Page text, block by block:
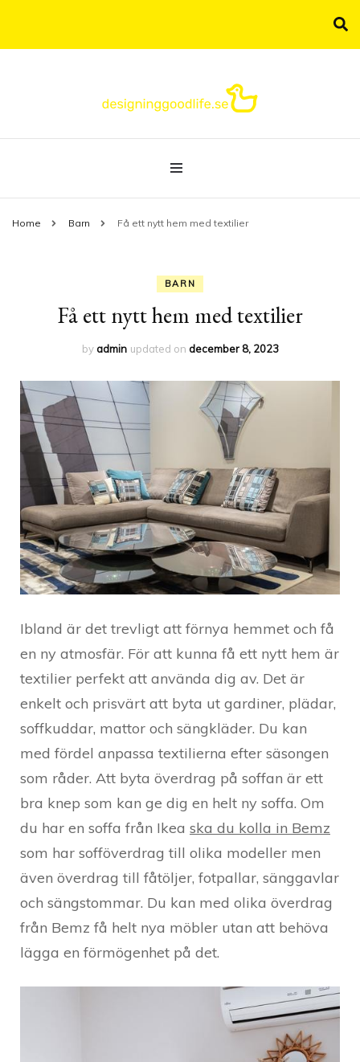
designinggoodlife.se
Allt om livsstil samlat under samma tak!
Home Barn Få ett nytt hem med textilier
BARN
Få ett nytt hem med textilier
byadmin updated on december 8, 2023
Ibland är det trevligt att förnya hemmet och få
en ny atmosfär. För att kunna få ett nytt hem är
textilier perfekt att använda dig av. Det är
enkelt och prisvärt att byta ut gardiner, plädar,
soffkuddar, mattor och sängkläder. Du kan
med fördel anpassa textilierna efter säsongen
som råder. Att byta överdrag på soffan är ett
bra knep som kan ge dig en helt ny soffa. Om
du har en soffa från Ikea ska du kolla in Bemz
som har sofföverdrag till olika modeller men
även överdrag till fåtöljer, fotpallar, sänggavlar
och sängstommar. Du kan med olika överdrag
från Bemz få helt nya möbler utan att behöva
lägga en förmögenhet på det.